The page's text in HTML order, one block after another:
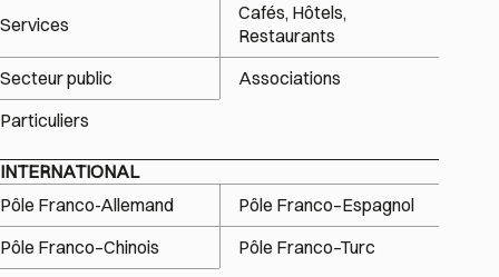
Services
Cafés, Hôtels,
Restaurants
Secteur public
Associations
Particuliers
INTERNATIONAL
Pôle Franco-Allemand
Pôle Franco–Espagnol
Pôle Franco–Chinois
Pôle Franco–Turc